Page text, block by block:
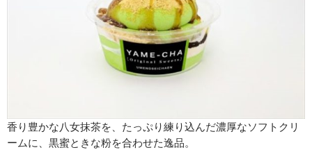
香り豊かな八女抹茶を、たっぷり練り込んだ濃厚なソフトクリ
ームに、黒蜜ときな粉を合わせた逸品。